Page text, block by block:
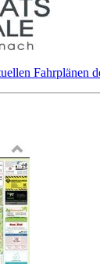
Fahrplänen